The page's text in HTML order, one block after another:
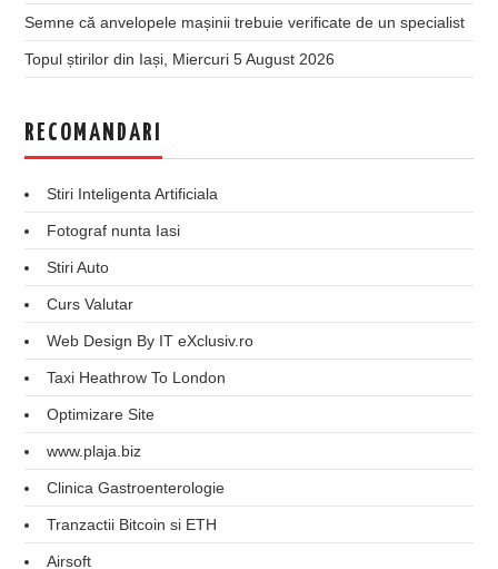
Semne că anvelopele mașinii trebuie verificate de un specialist
Topul știrilor din Iași, Miercuri 5 August 2026
RECOMANDARI
Stiri Inteligenta Artificiala
Fotograf nunta Iasi
Stiri Auto
Curs Valutar
Web Design By IT eXclusiv.ro
Taxi Heathrow To London
Optimizare Site
www.plaja.biz
Clinica Gastroenterologie
Tranzactii Bitcoin si ETH
Airsoft